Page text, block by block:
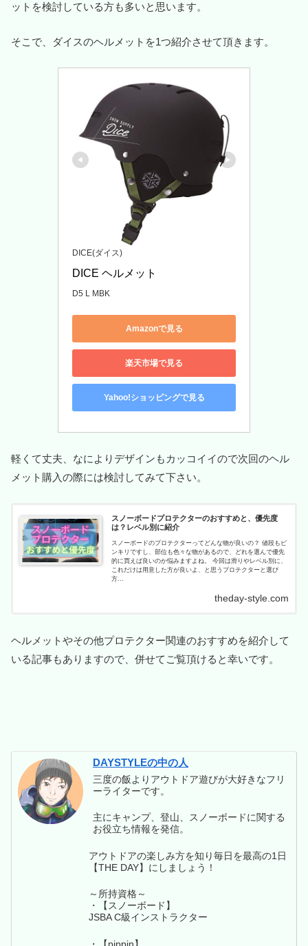
ットを検討している方も多いと思います。
そこで、ダイスのヘルメットを1つ紹介させて頂きます。
DICE(ダイス)
DICE ヘルメット
D5 L MBK
Amazonで見る
楽天市場で見る
Yahoo!ショッピングで見る
軽くて丈夫、なによりデザインもカッコイイので次回のヘル
メット購入の際には検討してみて下さい。
スノーボードプロテクターのおすすめと、優先度
は？レベル別に紹介
スノーボードのプロテクターってどんな物が良いの？ 値段もピ
ンキリですし、部位も色々な物があるので、どれを選んで優先
的に買えば良いのか悩みますよね。 今回は滑りやレベル別に、
これだけは用意した方が良いよ、と思うプロテクターと選び
方...
theday-style.com
ヘルメットやその他プロテクター関連のおすすめを紹介して
いる記事もありますので、併せてご覧頂けると幸いです。
DAYSTYLEの中の人
三度の飯よりアウトドア遊びが大好きなフリ
ーライターです。
主にキャンプ、登山、スノーボードに関する
お役立ち情報を発信。
アウトドアの楽しみ方を知り毎日を最高の1日
【THE DAY】にしましょう！
～所持資格～
・【スノーボード】
JSBA C級インストラクター